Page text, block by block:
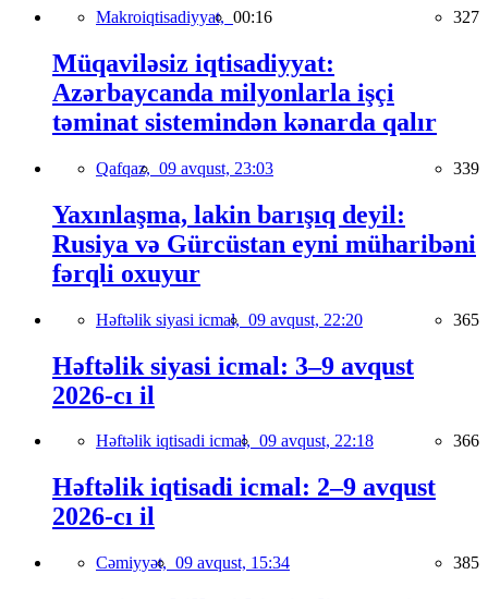
Makroiqtisadiyyat, 00:16 327
Müqaviləsiz iqtisadiyyat:
Azərbaycanda milyonlarla işçi
təminat sistemindən kənarda qalır
Qafqaz, 09 avqust, 23:03 339
Yaxınlaşma, lakin barışıq deyil:
Rusiya və Gürcüstan eyni müharibəni
fərqli oxuyur
Həftəlik siyasi icmal, 09 avqust, 22:20 365
Həftəlik siyasi icmal: 3–9 avqust
2026-cı il
Həftəlik iqtisadi icmal, 09 avqust, 22:18 366
Həftəlik iqtisadi icmal: 2–9 avqust
2026-cı il
Cəmiyyət, 09 avqust, 15:34 385